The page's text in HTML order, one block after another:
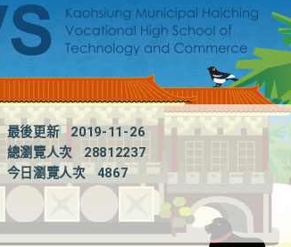
最後更新
2019-11-26
總瀏覽人次
28812237
今日瀏覽人次
4867